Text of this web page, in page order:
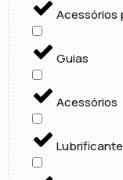
Acessórios
Guias
Acessórios